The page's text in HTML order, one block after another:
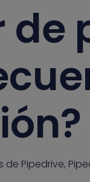
de Pipedrive,